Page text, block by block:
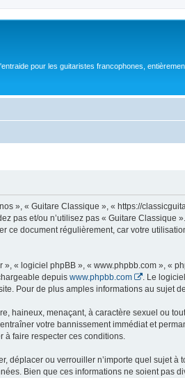
pour les guitaristes francophones,
», « Guitare Classique », « https://
pas et/ou n’utilisez pas « Guitare
document régulièrement, car votre
« logiciel phpBB », « www.phpbb.com », «
depuis www.phpbb.com
. Le
Pour de plus amples informations au sujet
haineux, menaçant, à caractère sexuel ou
votre bannissement immédiat et
à faire respecter ces conditions.
déplacer ou verrouiller n’importe quel sujet
Bien que ces informations ne soient pas